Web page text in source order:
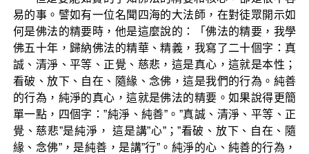
易的事。譬如有一位名聞四海的大法師，在對徒眾開示如
何是佛法的精要時，他是這麼說的：「佛法的精要，我學
佛五十年，歸納佛法的精華、精義，我寫了二十個字：真
誠、清淨、平等、正覺、慈悲，這是真心，這就是本性；
看破、放下、自在、隨緣、念佛，這是我們的行為。純善
的行為，純淨的真心，這就是佛法的精要。如果說得更簡
單一點，四個字：”純淨、純善”。”真誠、清淨、平等、正
覺、慈悲”是純淨， 這是講”心”；”看破、放下、自在、隨
緣、念佛”，是純善，是講”行”。純淨的心、純善的行為，